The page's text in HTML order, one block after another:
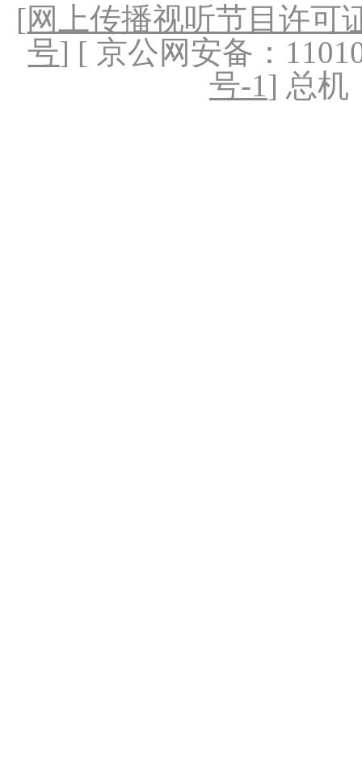
[网上传播视听节目许可
号] [ 京公网安备：
号-1] 总机